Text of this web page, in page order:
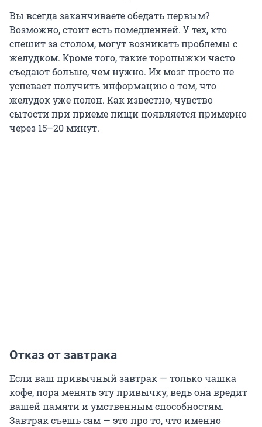
Вы всегда заканчиваете обедать первым?
Возможно, стоит есть помедленней. У тех, кто
спешит за столом, могут возникать проблемы с
желудком. Кроме того, такие торопыжки часто
съедают больше, чем нужно. Их мозг просто не
успевает получить информацию о том, что
желудок уже полон. Как известно, чувство
сытости при приеме пищи появляется примерно
через 15–20 минут.
Отказ от завтрака
Если ваш привычный завтрак — только чашка
кофе, пора менять эту привычку, ведь она вредит
вашей памяти и умственным способностям.
Завтрак съешь сам — это про то, что именно